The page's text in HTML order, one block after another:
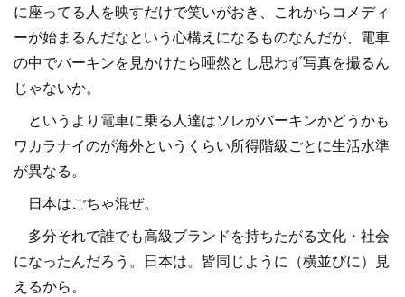
に座ってる人を映すだけで笑いがおき、これからコメディ
ーが始まるんだなという心構えになるものなんだが、電車
の中でバーキンを見かけたら唖然とし思わず写真を撮るん
じゃないか。
というより電車に乗る人達はソレがバーキンかどうかも
ワカラナイのが海外というくらい所得階級ごとに生活水準
が異なる。
日本はごちゃ混ぜ。
多分それで誰でも高級ブランドを持ちたがる文化・社会
になったんだろう。日本は。皆同じように（横並びに）見
えるから。